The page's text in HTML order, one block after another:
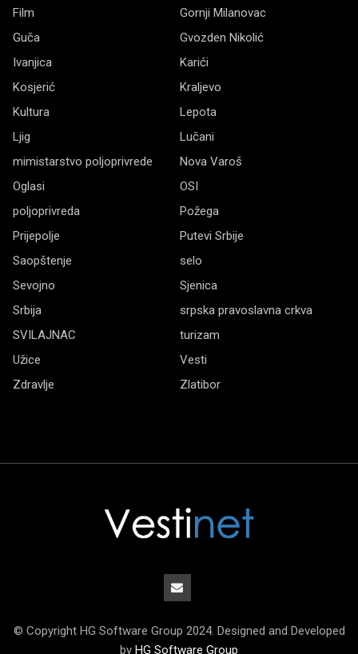
Film
Gornji Milanovac
Guča
Gvozden Nikolić
Ivanjica
Karići
Kosjerić
Kraljevo
Kultura
Lepota
Ljig
Lučani
mimistarstvo poljoprivrede
Nova Varoš
Oglasi
OSI
poljoprivreda
Požega
Prijepolje
Putevi Srbije
Saopštenje
selo
Sevojno
Sjenica
Srbija
srpska pravoslavna crkva
SVILAJNAC
turizam
Užice
Vesti
Zdravlje
Zlatibor
© Copyright HG Software Group 2024. Designed and Developed
by HG Software Group